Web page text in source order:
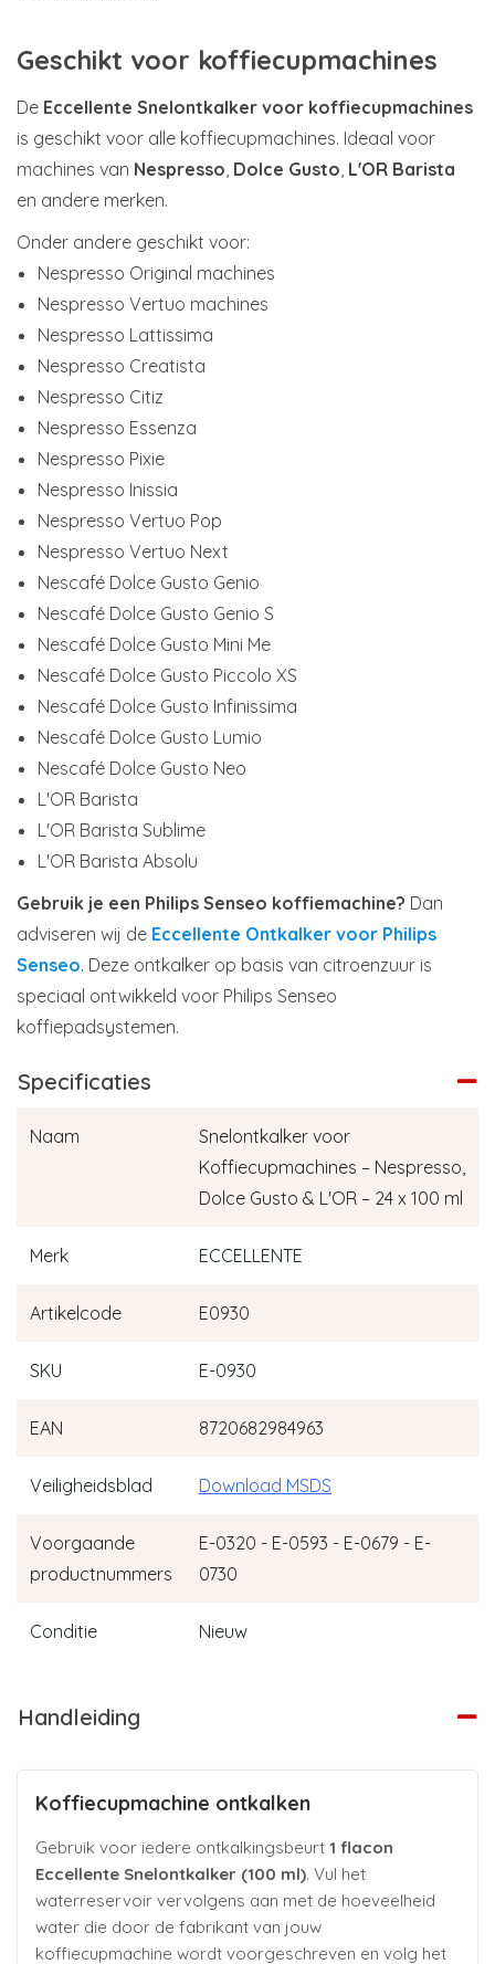
Geschikt voor koffiecupmachines
De Eccellente Snelontkalker voor koffiecupmachines
is geschikt voor alle koffiecupmachines. Ideaal voor
machines van Nespresso, Dolce Gusto, L'OR Barista
en andere merken.
Onder andere geschikt voor:
Nespresso Original machines
Nespresso Vertuo machines
Nespresso Lattissima
Nespresso Creatista
Nespresso Citiz
Nespresso Essenza
Nespresso Pixie
Nespresso Inissia
Nespresso Vertuo Pop
Nespresso Vertuo Next
Nescafé Dolce Gusto Genio
Nescafé Dolce Gusto Genio S
Nescafé Dolce Gusto Mini Me
Nescafé Dolce Gusto Piccolo XS
Nescafé Dolce Gusto Infinissima
Nescafé Dolce Gusto Lumio
Nescafé Dolce Gusto Neo
L'OR Barista
L'OR Barista Sublime
L'OR Barista Absolu
Gebruik je een Philips Senseo koffiemachine? Dan
adviseren wij de Eccellente Ontkalker voor Philips
Senseo. Deze ontkalker op basis van citroenzuur is
speciaal ontwikkeld voor Philips Senseo
koffiepadsystemen.
Specificaties
Naam
Snelontkalker voor
Koffiecupmachines – Nespresso,
Dolce Gusto & L'OR – 24 x 100 ml
Merk ECCELLENTE
Artikelcode E0930
SKU E-0930
EAN 8720682984963
Veiligheidsblad Download MSDS
Voorgaande
productnummers
E-0320 - E-0593 - E-0679 - E-
0730
Conditie Nieuw
Handleiding
Koffiecupmachine ontkalken
Gebruik voor iedere ontkalkingsbeurt 1 flacon
Eccellente Snelontkalker (100 ml). Vul het
waterreservoir vervolgens aan met de hoeveelheid
water die door de fabrikant van jouw
koffiecupmachine wordt voorgeschreven en volg het